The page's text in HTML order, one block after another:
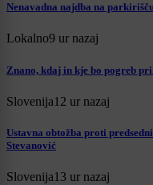
Nenavadna najdba na
Lokalno9 ur nazaj
Znano, kdaj in kje bo pogreb
Slovenija12 ur nazaj
Ustavna obtožba proti
Stevanović
Slovenija13 ur nazaj